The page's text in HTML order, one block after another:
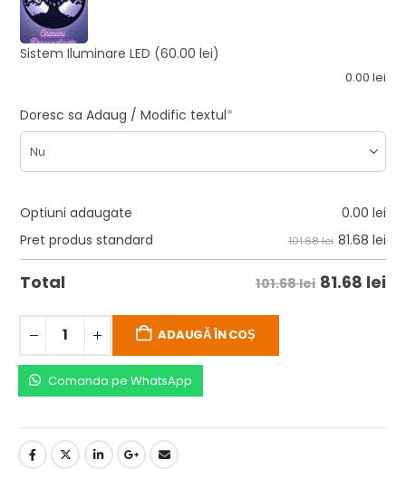
Sistem Iluminare LED (60.00 lei)
0.00 lei
Doresc sa Adaug / Modific textul*
Optiuni adaugate 0.00 lei
Pret produs standard
101.68 lei 81.68 lei
Total 101.68 lei 81.68 lei
ADAUGĂ ÎN COȘ
Comanda pe WhatsApp